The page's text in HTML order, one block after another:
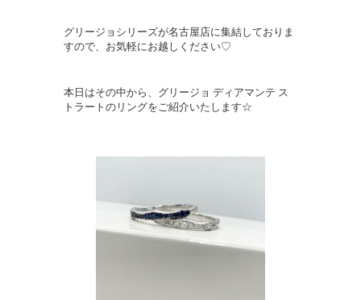
グリージョシリーズが名古屋店に集結しておりま
すので、お気軽にお越しください♡
本日はその中から、グリージョ ディアマンテ ス
トラートのリングをご紹介いたします☆